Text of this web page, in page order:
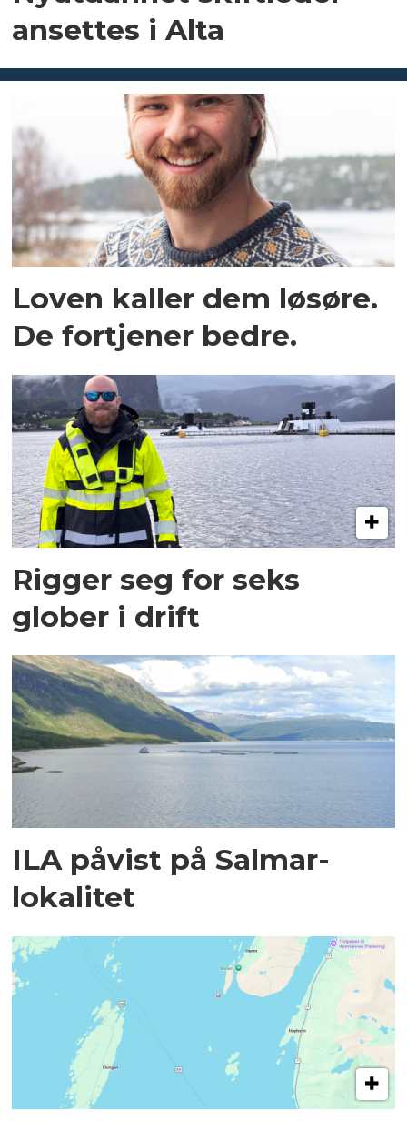
ansettes i Alta
Loven kaller dem løsøre.
De fortjener bedre.
Rigger seg for seks
glober i drift
ILA påvist på Salmar-
lokalitet